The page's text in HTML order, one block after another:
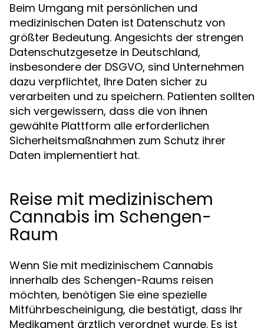
Beim Umgang mit persönlichen und
medizinischen Daten ist Datenschutz von
größter Bedeutung. Angesichts der strengen
Datenschutzgesetze in Deutschland,
insbesondere der DSGVO, sind Unternehmen
dazu verpflichtet, Ihre Daten sicher zu
verarbeiten und zu speichern. Patienten sollten
sich vergewissern, dass die von ihnen
gewählte Plattform alle erforderlichen
Sicherheitsmaßnahmen zum Schutz ihrer
Daten implementiert hat.
Reise mit medizinischem
Cannabis im Schengen-
Raum
Wenn Sie mit medizinischem Cannabis
innerhalb des Schengen-Raums reisen
möchten, benötigen Sie eine spezielle
Mitführbescheinigung, die bestätigt, dass Ihr
Medikament ärztlich verordnet wurde. Es ist